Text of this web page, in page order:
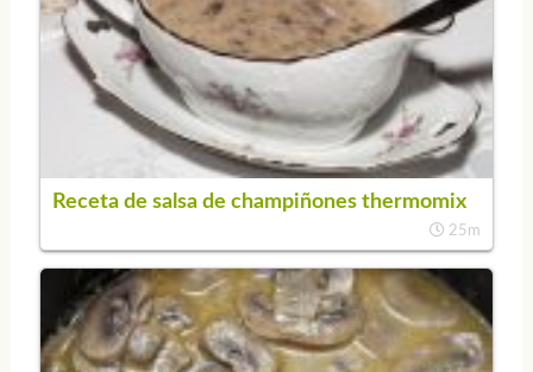
Receta de salsa de champiñones thermomix
25m